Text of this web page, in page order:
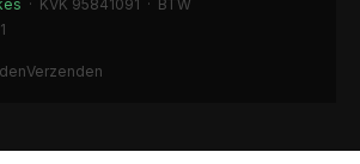
· KVK 95841091 · BTW
Verzenden